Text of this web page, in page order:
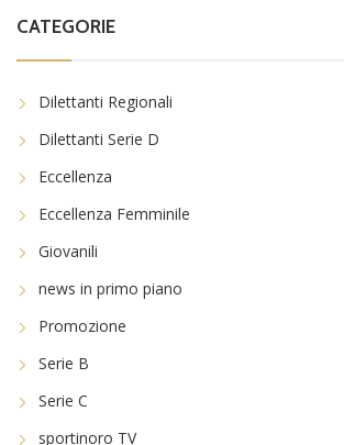
CATEGORIE
Dilettanti Regionali
Dilettanti Serie D
Eccellenza
Eccellenza Femminile
Giovanili
news in primo piano
Promozione
Serie B
Serie C
sportinoro TV